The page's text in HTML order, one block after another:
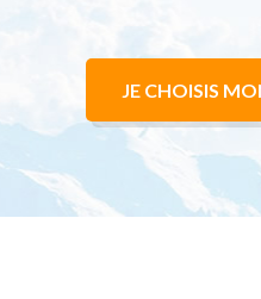
JE CHOISIS